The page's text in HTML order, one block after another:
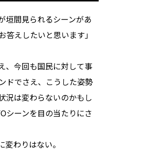
垣間見られるシーンがあ
えしたいと思います」
、今回も国民に対して事
ドでさえ、こうした姿勢
況は変わらないのかもし
シーンを目の当たりにさ
わりはない。